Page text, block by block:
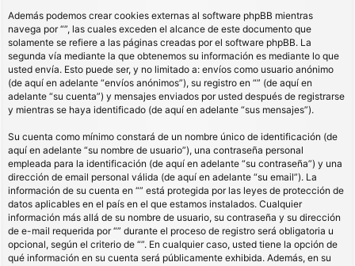
Además podemos crear cookies externas al software phpBB mientras
navega por “”, las cuales exceden el alcance de este documento que
solamente se refiere a las páginas creadas por el software phpBB. La
segunda vía mediante la que obtenemos su información es mediante lo que
usted envía. Esto puede ser, y no limitado a: envíos como usuario anónimo
(de aquí en adelante “envíos anónimos”), su registro en “” (de aquí en
adelante “su cuenta”) y mensajes enviados por usted después de registrarse
y mientras se haya identificado (de aquí en adelante “sus mensajes”).
Su cuenta como mínimo constará de un nombre único de identificación (de
aquí en adelante “su nombre de usuario”), una contraseña personal
empleada para la identificación (de aquí en adelante “su contraseña”) y una
dirección de email personal válida (de aquí en adelante “su email”). La
información de su cuenta en “” está protegida por las leyes de protección de
datos aplicables en el país en el que estamos instalados. Cualquier
información más allá de su nombre de usuario, su contraseña y su dirección
de e-mail requerida por “” durante el proceso de registro será obligatoria u
opcional, según el criterio de “”. En cualquier caso, usted tiene la opción de
qué información en su cuenta será públicamente exhibida. Además, en su